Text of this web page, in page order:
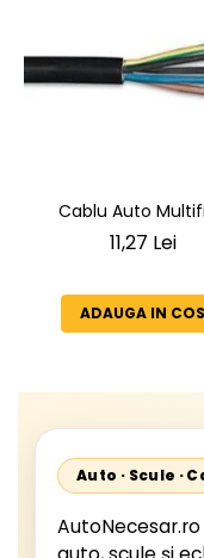
Cablu Auto
7x1,5mm² -11,27 Lei
ADAUGA IN COS
Auto · Scule ·